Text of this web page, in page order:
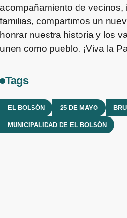
acompañamiento de vecinos,
familias, compartimos un
honrar nuestra historia y los
unen como pueblo. ¡Viva la
Tags
EL BOLSÓN 25 DE MAYO
MUNICIPALIDAD DE EL BOLSÓN